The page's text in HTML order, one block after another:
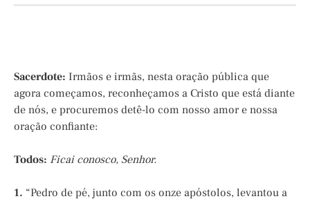
Sacerdote: Irmãos e irmãs, nesta oração pública que
agora começamos, reconheçamos a Cristo que está diante
de nós, e procuremos detê-lo com nosso amor e nossa
oração confiante:
Todos: Ficai conosco, Senhor.
1. “Pedro de pé, junto com os onze apóstolos, levantou a